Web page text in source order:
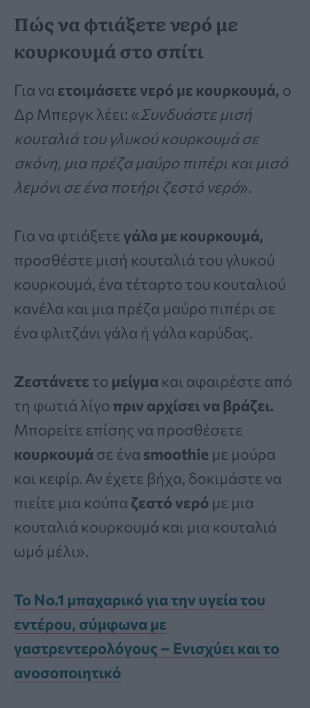
Πώς να φτιάξετε νερό με
κουρκουμά στο σπίτι
Για να ετοιμάσετε νερό με κουρκουμά, ο
Δρ Μπεργκ λέει: «Συνδυάστε μισή
κουταλιά του γλυκού κουρκουμά σε
σκόνη, μια πρέζα μαύρο πιπέρι και μισό
λεμόνι σε ένα ποτήρι ζεστό νερό».
Για να φτιάξετεγάλα με κουρκουμά,
προσθέστε μισή κουταλιά του γλυκού
κουρκουμά, ένα τέταρτο του κουταλιού
κανέλα και μια πρέζα μαύρο πιπέρι σε
ένα φλιτζάνι γάλα ή γάλα καρύδας.
Ζεστάνετε το μείγμα και αφαιρέστε από
τη φωτιά λίγο πριν αρχίσει να βράζει.
Μπορείτε επίσης να προσθέσετε
κουρκουμά σε ένα smoothie με μούρα
και κεφίρ. Αν έχετε βήχα, δοκιμάστε να
πιείτε μια κούπα ζεστό νερό με μια
κουταλιά κουρκουμά και μια κουταλιά
ωμό μέλι».
Το No.1 μπαχαρικό για την υγεία του
εντέρου, σύμφωνα με
γαστρεντερολόγους – Ενισχύει και το
ανοσοποιητικό